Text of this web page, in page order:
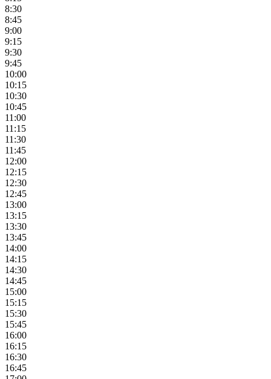
8:30
8:45
9:00
9:15
9:30
9:45
10:00
10:15
10:30
10:45
11:00
11:15
11:30
11:45
12:00
12:15
12:30
12:45
13:00
13:15
13:30
13:45
14:00
14:15
14:30
14:45
15:00
15:15
15:30
15:45
16:00
16:15
16:30
16:45